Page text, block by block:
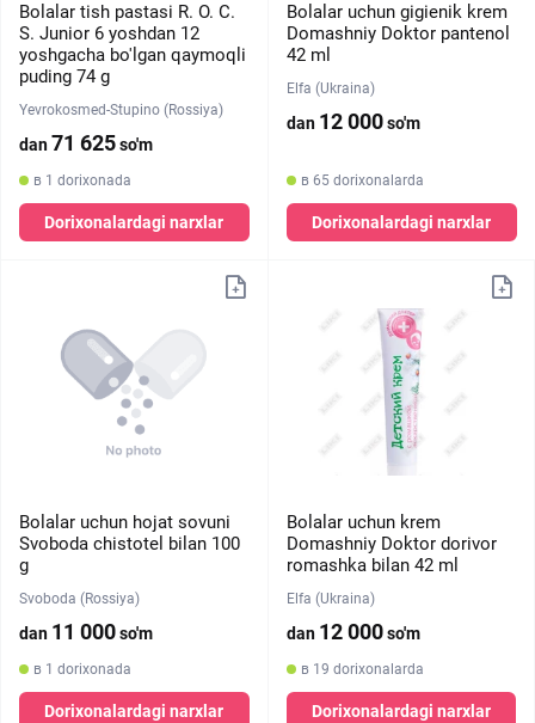
Bolalar tish pastasi R. O. C.
S. Junior 6 yoshdan 12
yoshgacha bo'lgan qaymoqli
puding 74 g
Yevrokosmed-Stupino (Rossiya)
dan71 625so'm
в 1 dorixonada
Dorixonalardagi narxlar
Bolalar uchun gigienik krem ​
Domashniy Doktor pantenol
42 ml
Elfa (Ukraina)
dan 12 000so'm
в 65 dorixonalarda
Dorixonalardagi narxlar
Bolalar uchun hojat sovuni
Svoboda chistotel bilan 100
g
Svoboda (Rossiya)
dan 11 000so'm
в 1 dorixonada
Dorixonalardagi narxlar
Bolalar uchun krem ​​
Domashniy Doktor dorivor
romashka bilan 42 ml
Elfa (Ukraina)
dan 12 000so'm
в 19 dorixonalarda
Dorixonalardagi narxlar